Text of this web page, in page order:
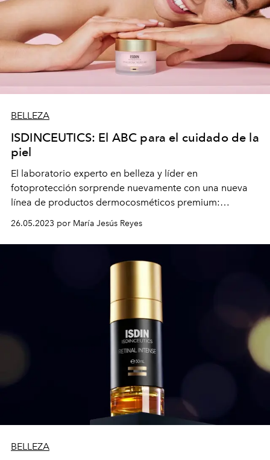
BELLEZA
ISDINCEUTICS: El ABC para el cuidado de la
piel
El laboratorio experto en belleza y líder en
fotoprotección sorprende nuevamente con una nueva
línea de productos dermocosméticos premium:
innovación para el rostro.
26.05.2023 por María Jesús Reyes
BELLEZA